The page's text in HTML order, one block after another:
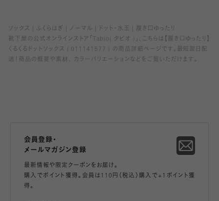
ソックス ふくらはぎ ノーマル ドット・水玉
履き口ゆったり
靴下屋の公式オンラインストア「Tabio( タビオ )」、こちらは【履き口ゆったり】
くるくるドットソックス ( 011141577 ) の商品詳細ページです。最短翌日配
送！商品の概要や素材、 カラーバリエーションなどをご覧いただけます。
会員登録・
メールマガジン登録
最新情報や限定クーポンをお届け。
購入でポイント獲得。会員は110円（税込）購入で+1ポイント獲
得。